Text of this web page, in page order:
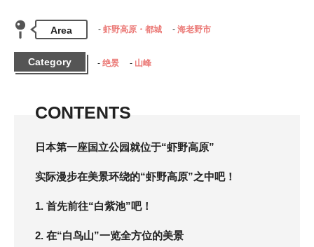
Area 虾野高原・都城 海老野市
Category 绝景 山峰
CONTENTS
日本第一座国立公园就位于“虾野高原”
实际漫步在美景环绕的“虾野高原”之中吧！
1. 首先前往“白紫池”吧！
2. 在“白鸟山”一览全方位的美景